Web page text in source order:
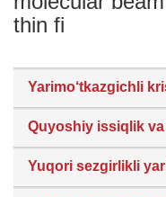
thin fi
Yarimo‘tkazgichli
Quyoshiy issiqlik
Yuqori sezgirlikli